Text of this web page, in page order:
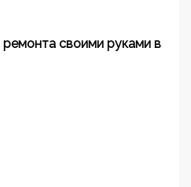
ремонта своими руками в